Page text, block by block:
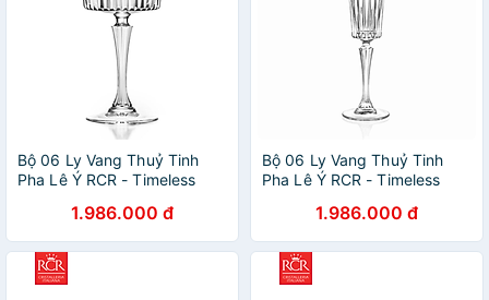
Bộ 06 Ly Vang Thuỷ Tinh
Pha Lê Ý RCR - Timeless
1.986.000 đ
Bộ 06 Ly Vang Thuỷ Tinh
Pha Lê Ý RCR - Timeless
1.986.000 đ